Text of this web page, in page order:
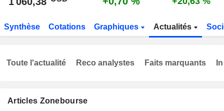
Synthèse Cotations Graphiques Actualités
Articles Zonebourse
Toute l'actualité Reco analystes Faits marquants